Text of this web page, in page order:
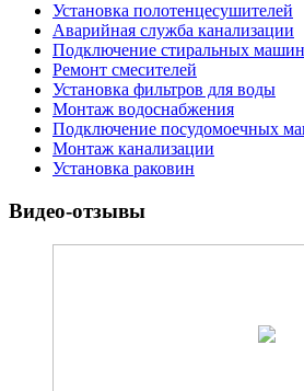
Установка полотенцесушителей
Аварийная служба канализации
Подключение стиральных машин
Ремонт смесителей
Установка фильтров для воды
Монтаж водоснабжения
Подключение посудомоечных
Монтаж канализации
Установка раковин
Видео-отзывы